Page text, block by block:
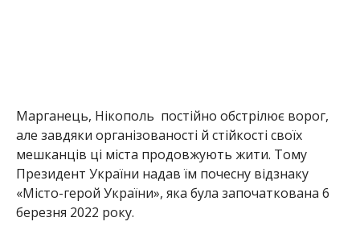
Марганець, Нікополь постійно обстрілює ворог,
але завдяки організованості й стійкості своїх
мешканців ці міста продовжують жити. Тому
Президент України надав їм почесну відзнаку
«Місто-герой України», яка була започаткована 6
березня 2022 року.